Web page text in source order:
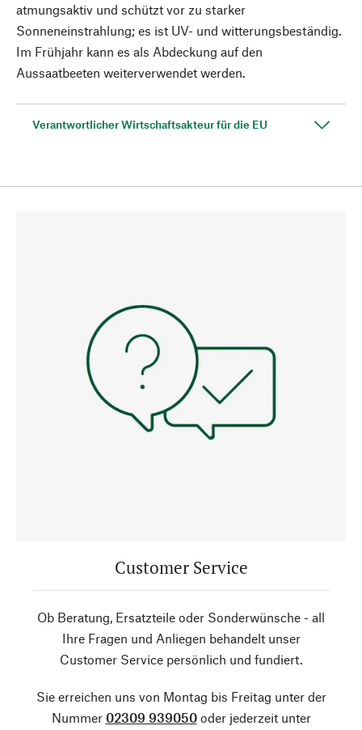
atmungsaktiv und schützt vor zu starker
Sonneneinstrahlung; es ist UV- und witterungsbeständig.
Im Frühjahr kann es als Abdeckung auf den
Aussaatbeeten weiterverwendet werden.
Verantwortlicher Wirtschaftsakteur für die EU
Customer Service
Ob Beratung, Ersatzteile oder Sonderwünsche - all
Ihre Fragen und Anliegen behandelt unser
Customer Service persönlich und fundiert.
Sie erreichen uns von Montag bis Freitag unter der
Nummer 02309 939050oder jederzeit unter